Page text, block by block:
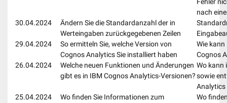
nach
30.04.2024
Ändern Sie die Standardanzahl der in
Werteingaben zurückgegebenen Zeilen
29.04.2024
So ermitteln Sie, welche Version von
Cognos Analytics Sie installiert haben
Wie
Cognos
26.04.2024
Welche neuen Funktionen und Änderungen
gibt es in IBM Cognos Analytics-Versionen?
Wo kann
sowie
Analytics
25.04.2024
Wo finden Sie Informationen zum
Wo